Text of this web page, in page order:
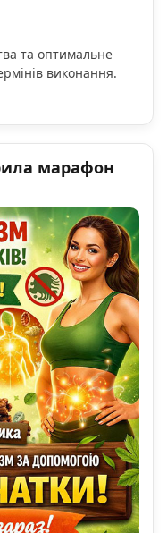
та оптимальне
виконання.
марафон